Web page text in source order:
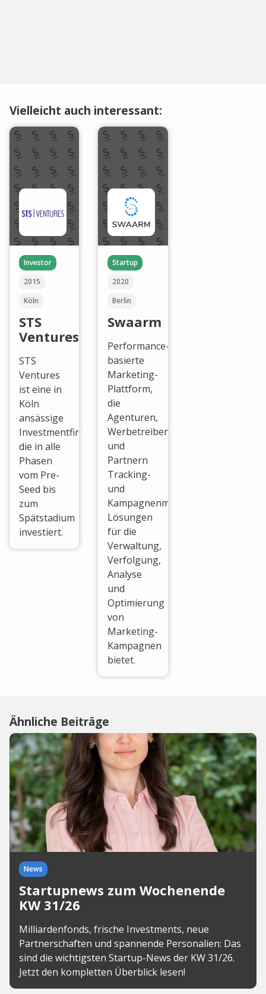
Vielleicht auch interessant:
Investor
2015
Köln
STS
Ventures
STS
Ventures
ist eine in
Köln
ansässige
Investmentfirma,
die in alle
Phasen
vom Pre-
Seed bis
zum
Spätstadium
investiert.
Startup
2020
Berlin
Swaarm
Performance-
basierte
Marketing-
Plattform,
die
Agenturen,
Werbetreibenden
und
Partnern
Tracking-
und
Kampagnenmanagement-
Lösungen
für die
Verwaltung,
Verfolgung,
Analyse
und
Optimierung
von
Marketing-
Kampagnen
bietet.
Ähnliche Beiträge
News
Startupnews zum Wochenende
KW 31/26
Milliardenfonds, frische Investments, neue
Partnerschaften und spannende Personalien: Das
sind die wichtigsten Startup-News der KW 31/26.
Jetzt den kompletten Überblick lesen!